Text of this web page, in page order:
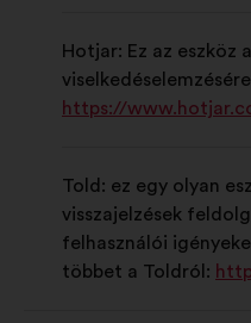
Hotjar: Ez az eszköz
https://
Told: ez egy olyan
visszajelzések
felhasználói
többet a Toldról: